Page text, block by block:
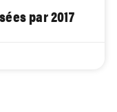
par 2017